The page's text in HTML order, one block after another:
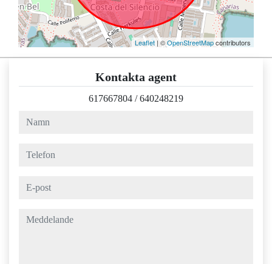
Leaflet | ©OpenStreetMapcontributors
Kontakta agent
617667804 /640248219
namn
telefon
e-post
meddelande